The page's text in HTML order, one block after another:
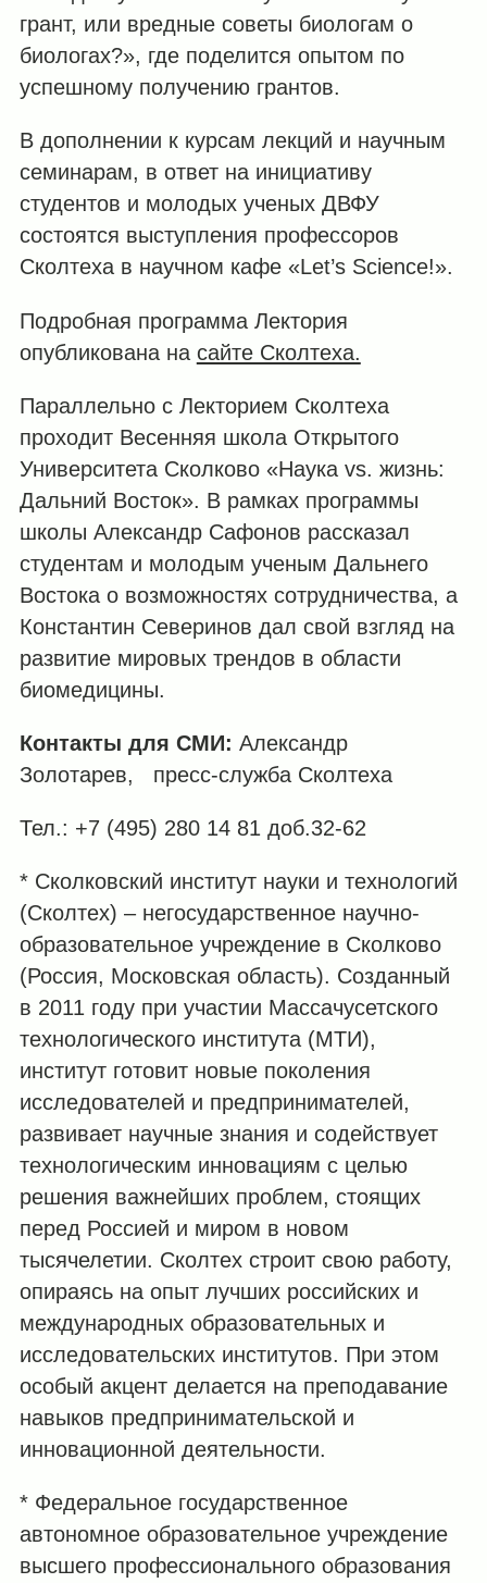
грант, или вредные советы биологам о
биологах?», где поделится опытом по
успешному получению грантов.
В дополнении к курсам лекций и научным
семинарам, в ответ на инициативу
студентов и молодых ученых ДВФУ
состоятся выступления профессоров
Сколтеха в научном кафе «Let’s Science!».
Подробная программа Лектория
опубликована на сайте Сколтеха.
Параллельно с Лекторием Сколтеха
проходит Весенняя школа Открытого
Университета Сколково «Наука vs. жизнь:
Дальний Восток». В рамках программы
школы Александр Сафонов рассказал
студентам и молодым ученым Дальнего
Востока о возможностях сотрудничества, а
Константин Северинов дал свой взгляд на
развитие мировых трендов в области
биомедицины.
Контакты для СМИ: Александр
Золотарев, пресс-служба Сколтеха
Тел.: +7 (495) 280 14 81 доб.32-62
* Сколковский институт науки и технологий
(Сколтех) – негосударственное научно-
образовательное учреждение в Сколково
(Россия, Московская область). Созданный
в 2011 году при участии Массачусетского
технологического института (МТИ),
институт готовит новые поколения
исследователей и предпринимателей,
развивает научные знания и содействует
технологическим инновациям с целью
решения важнейших проблем, стоящих
перед Россией и миром в новом
тысячелетии. Сколтех строит свою работу,
опираясь на опыт лучших российских и
международных образовательных и
исследовательских институтов. При этом
особый акцент делается на преподавание
навыков предпринимательской и
инновационной деятельности.
* Федеральное государственное
автономное образовательное учреждение
высшего профессионального образования